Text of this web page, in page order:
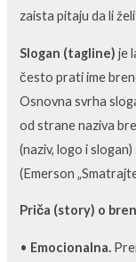
zaista pitaju da li
Slogan (tagline) je
često prati ime
Osnovna svrha
od strane naziva
(naziv, logo i
(Emerson
Priča (story) o
• Emocionalna.